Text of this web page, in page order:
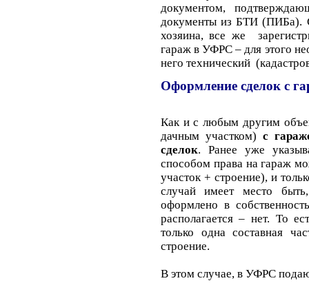
документом,
документы из БТИ (ПИБа).
хозяина, все же
гараж в УФРС – для этого
него технический
Оформление сделок с
Как и с любым другим
дачным участком) с
сделок. Ранее уже
способом права на гараж
участок + строение), и
случай имеет место
оформлено в
располагается – нет. То
только одна составная
строение.
В этом случае, в УФРС